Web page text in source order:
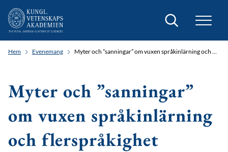
Sök
Hem Evenemang Myter och ”sanningar” om vuxen språkinlärning och flerspråkighet
Myter och ”sanningar”
om vuxen språkinlärning
och flerspråkighet